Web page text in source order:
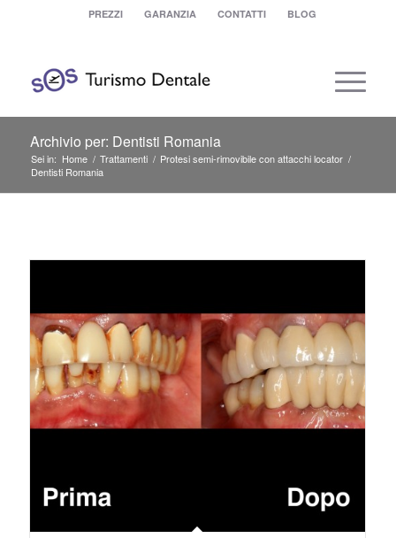
PREZZI GARANZIA CONTATTI BLOG
Archivio per: Dentisti Romania
Sei in: Home / Trattamenti / Protesi semi-rimovibile con attacchi locator /
Dentisti Romania